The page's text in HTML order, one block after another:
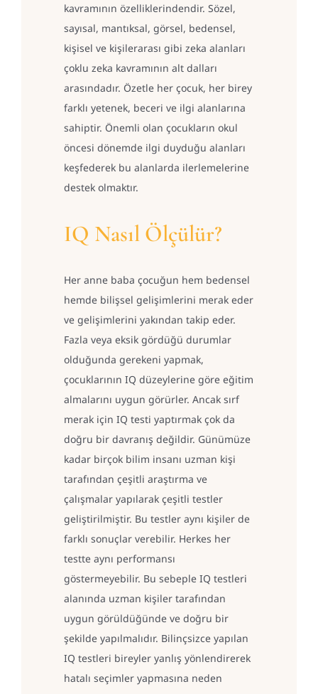
kavramının özelliklerindendir. Sözel,
sayısal, mantıksal, görsel, bedensel,
kişisel ve kişilerarası gibi zeka alanları
çoklu zeka kavramının alt dalları
arasındadır. Özetle her çocuk, her birey
farklı yetenek, beceri ve ilgi alanlarına
sahiptir. Önemli olan çocukların okul
öncesi dönemde ilgi duyduğu alanları
keşfederek bu alanlarda ilerlemelerine
destek olmaktır.
IQ Nasıl Ölçülür?
Her anne baba çocuğun hem bedensel
hemde bilişsel gelişimlerini merak eder
ve gelişimlerini yakından takip eder.
Fazla veya eksik gördüğü durumlar
olduğunda gerekeni yapmak,
çocuklarının IQ düzeylerine göre eğitim
almalarını uygun görürler. Ancak sırf
merak için IQ testi yaptırmak çok da
doğru bir davranış değildir. Günümüze
kadar birçok bilim insanı uzman kişi
tarafından çeşitli araştırma ve
çalışmalar yapılarak çeşitli testler
geliştirilmiştir. Bu testler aynı kişiler de
farklı sonuçlar verebilir. Herkes her
testte aynı performansı
göstermeyebilir. Bu sebeple IQ testleri
alanında uzman kişiler tarafından
uygun görüldüğünde ve doğru bir
şekilde yapılmalıdır. Bilinçsizce yapılan
IQ testleri bireyler yanlış yönlendirerek
hatalı seçimler yapmasına neden